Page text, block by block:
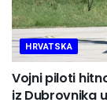
HRVATSKA
Vojni piloti
iz Dubrovnika